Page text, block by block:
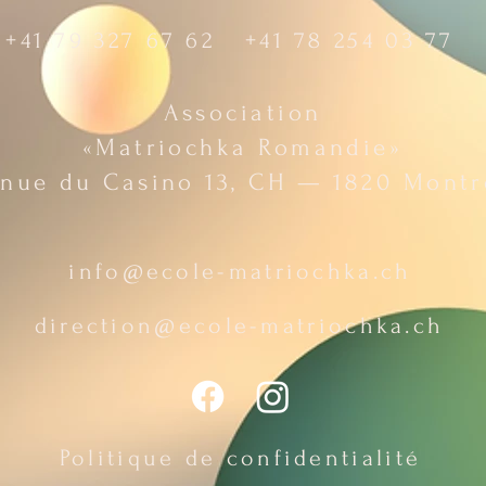
+41 79 327 67 62 +41 78 254 03 77
Association
«Matriochka Romandie»
du Casino 13, CH — 1820
info@ecole-matriochka.ch
direction@ecole-matriochka.ch
Politique de confidentialité